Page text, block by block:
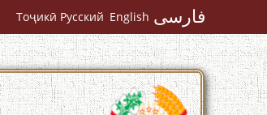
Тоҷикӣ Русский English فارسی